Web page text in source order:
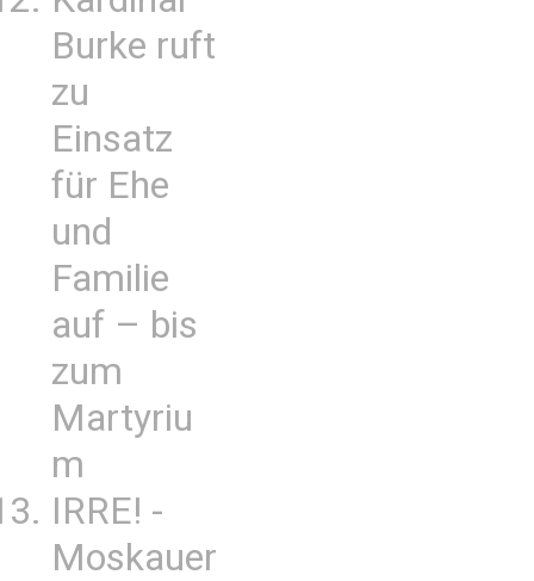
Burke ruft
zu
Einsatz
für Ehe
und
Familie
auf – bis
zum
Martyriu
m
IRRE! -
Moskauer